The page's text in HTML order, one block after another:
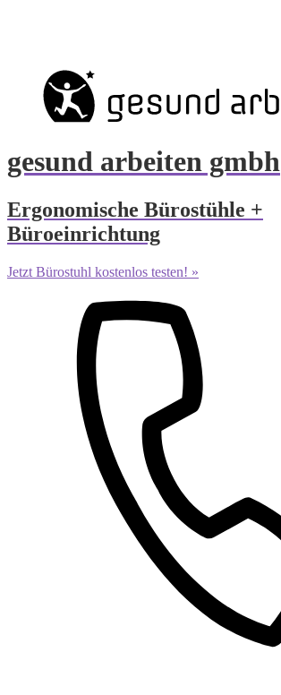
gesund arbeiten gmbh
Ergonomische Bürostühle +
Büroeinrichtung
Jetzt Bürostuhl kostenlos testen! »